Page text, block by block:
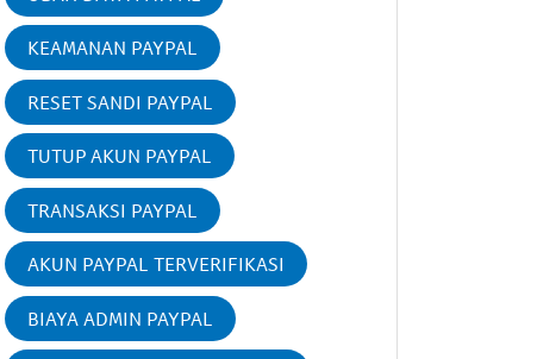
KEAMANAN PAYPAL
RESET SANDI PAYPAL
TUTUP AKUN PAYPAL
TRANSAKSI PAYPAL
AKUN PAYPAL TERVERIFIKASI
BIAYA ADMIN PAYPAL